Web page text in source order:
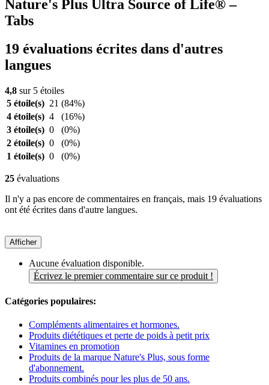
Nature's Plus Ultra Source of Life® –
Tabs
19 évaluations écrites dans d'autres
langues
4,8 sur 5 étoiles
5 étoile(s) 21 (84%)
4 étoile(s) 4
(16%)
3 étoile(s) 0
(0%)
2 étoile(s) 0
(0%)
1 étoile(s) 0 (0%)
25 évaluations
Il n'y a pas encore de commentaires en français, mais 19 évaluations
ont été écrites dans d'autre langues.
Afficher
Aucune évaluation disponible.
Écrivez le premier commentaire sur ce produit !
Catégories populaires:
Compléments alimentaires et hormones.
Produits diététiques et perte de poids à petit prix
Vitamines en promotion
Produits de la marque Nature's Plus, sous forme
d'abonnement.
Produits combinés pour les plus de 50 ans.